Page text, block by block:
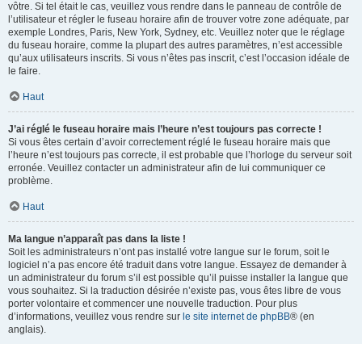
vôtre. Si tel était le cas, veuillez vous rendre dans le panneau de contrôle de
l’utilisateur et régler le fuseau horaire afin de trouver votre zone adéquate, par
exemple Londres, Paris, New York, Sydney, etc. Veuillez noter que le réglage
du fuseau horaire, comme la plupart des autres paramètres, n’est accessible
qu’aux utilisateurs inscrits. Si vous n’êtes pas inscrit, c’est l’occasion idéale de
le faire.
Haut
J’ai réglé le fuseau horaire mais l’heure n’est toujours pas correcte !
Si vous êtes certain d’avoir correctement réglé le fuseau horaire mais que
l’heure n’est toujours pas correcte, il est probable que l’horloge du serveur soit
erronée. Veuillez contacter un administrateur afin de lui communiquer ce
problème.
Haut
Ma langue n’apparaît pas dans la liste !
Soit les administrateurs n’ont pas installé votre langue sur le forum, soit le
logiciel n’a pas encore été traduit dans votre langue. Essayez de demander à
un administrateur du forum s’il est possible qu’il puisse installer la langue que
vous souhaitez. Si la traduction désirée n’existe pas, vous êtes libre de vous
porter volontaire et commencer une nouvelle traduction. Pour plus
d’informations, veuillez vous rendre sur le site internet de phpBB® (en
anglais).